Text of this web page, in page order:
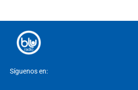
Síguenos en: